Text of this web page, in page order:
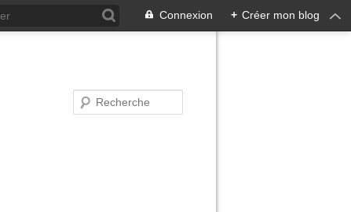
Connexion + Créer mon blog